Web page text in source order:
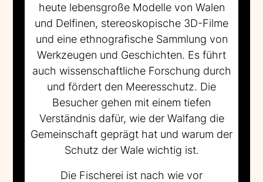
heute lebensgroße Modelle von Walen
und Delfinen, stereoskopische 3D-Filme
und eine ethnografische Sammlung von
Werkzeugen und Geschichten. Es führt
auch wissenschaftliche Forschung durch
und fördert den Meeresschutz. Die
Besucher gehen mit einem tiefen
Verständnis dafür, wie der Walfang die
Gemeinschaft geprägt hat und warum der
Schutz der Wale wichtig ist.
Die Fischerei ist nach wie vor